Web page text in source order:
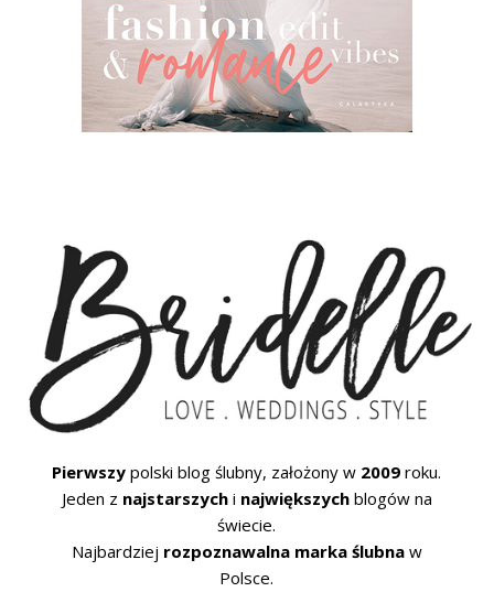
Pierwszy polski blog ślubny, założony w 2009 roku.
Jeden z najstarszychi największychblogów na
świecie.
Najbardziej rozpoznawalna marka ślubnaw
Polsce.